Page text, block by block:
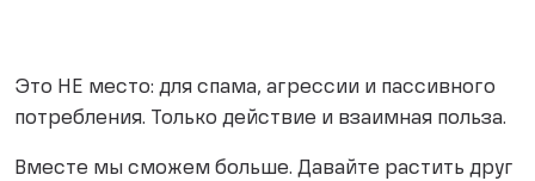
Это НЕ место: для спама, агрессии и пассивного
потребления. Только действие и взаимная польза.
Вместе мы сможем больше. Давайте растить друг